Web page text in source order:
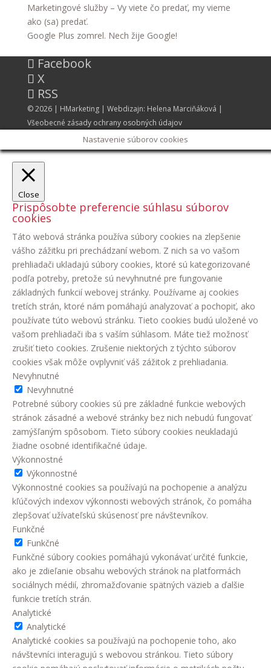
Marketingové služby – Vy viete čo predať, my vieme
ako (sa) predať.
Google Plus zomrel. Nech žije Google!
Facebook
X
RSS
© 2026 | HMarketing| Webdizajn: Helena Marciňáková |
Všeobecné zásady ochrany osobných údajov
Nastavenie súborov cookies
Close
Prispôsobte preferencie súhlasu súborov
cookies
Táto webová stránka používa súbory cookies na zlepšenie
vášho zážitku pri prechádzaní webom. Z nich sa vo vašom
prehliadači ukladajú súbory cookies, ktoré sú kategorizované
podľa potreby, pretože sú nevyhnutné pre fungovanie
základných funkcií webovej stránky. Používame aj cookies
tretích strán, ktoré nám pomáhajú analyzovať a pochopiť, ako
používate túto webovú stránku. Tieto cookies budú uložené vo
vašom prehliadači iba s vaším súhlasom. Máte tiež možnosť
zrušiť tieto cookies. Zrušenie niektorých z týchto súborov
cookies však môže ovplyvniť váš zážitok z prehliadania.
Nevyhnutné
Nevyhnutné
Potrebné súbory cookies sú pre základné funkcie webových
stránok zásadné a webové stránky bez nich nebudú fungovať
zamýšľaným spôsobom. Tieto súbory cookies neukladajú
žiadne osobné identifikačné údaje.
Výkonnostné
Výkonnostné
Výkonnostné cookies sa používajú na pochopenie a analýzu
kľúčových indexov výkonnosti webových stránok, čo pomáha
zlepšovať užívateľskú skúsenosť pre návštevníkov.
Funkčné
Funkčné
Funkčné súbory cookies pomáhajú vykonávať určité funkcie,
ako je zdieľanie obsahu webových stránok na platformách
sociálnych médií, zhromažďovanie spätných väzieb a ďalšie
funkcie tretích strán.
Analytické
Analytické
Analytické cookies sa používajú na pochopenie toho, ako
návštevníci interagujú s webovou stránkou. Tieto súbory